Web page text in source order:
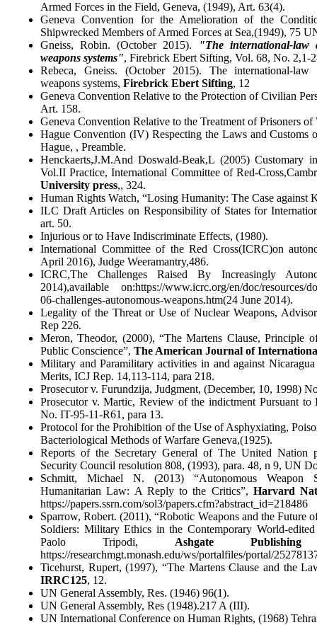
Armed Forces in the Field, Geneva, (1949), Art. 63(4).
Geneva Convention for the Amelioration of the
Shipwrecked Members of Armed Forces at Sea,(1949), 75
Gneiss, Robin. (October 2015).
"The international-law
weapons systems", Firebrick Ebert Sifting, Vol. 68, No. 2,1-
Rebeca, Gneiss. (October 2015). The international-law
weapons systems, Firebrick Ebert Sifting, 12
Geneva Convention Relative to the Protection of Civilian
Art. 158.
Geneva Convention Relative to the Treatment of Prisoners
Hague Convention (IV) Respecting the Laws and Customs
Hague, , Preamble.
Henckaerts,J.M.And Doswald-Beak,L (2005) Customary
Vol.II Practice, International Committee of Red-
University press,, 324.
Human Rights Watch, “Losing Humanity: The Case against
ILC Draft Articles on Responsibility of States for
art. 50.
Injurious or to Have Indiscriminate Effects, (1980).
International Committee of the Red Cross(ICRC)on
April 2016), Judge‌ Weeramantry,486.
ICRC,The Challenges Raised By Increasingly
2014),available on:https://www.icrc.org/en/doc/resources/
06-challenges-autonomous-weapons.htm(24 June 2014).
Legality of the Threat or Use of Nuclear Weapons,
Rep 226.
Meron, Theodor, (2000), “The Martens Clause, Principle
Public Conscience”, The American Journal of
Military and Paramilitary activities in and against
Merits, ICJ Rep. 14,113-114, para 218.
Prosecutor v. Furundzija, Judgment, (December, 10, 1998)
Prosecutor v. Martic, Review of the indictment Pursuant
No. IT-95-11-R61, para 13.
Protocol for the Prohibition of the Use of Asphyxiating,
Bacteriological Methods of Warfare Geneva,(1925).
Reports of the Secretary General of The United Nation
Security Council resolution 808, (1993), para. 48, n 9, UN
Schmitt, Michael N. (2013) “Autonomous Weapon
Humanitarian Law: A Reply to the Critics”, Harvard
https://papers.ssrn.com/sol3/papers.cfm?abstract_id=218486
Sparrow, Robert. (2011), “Robotic Weapons and the Future
Soldiers: Military Ethics in the Contemporary World-
Paolo Tripodi, Ashgate Publishing
https://researchmgt.monash.edu/ws/portalfiles/portal/
Ticehurst, Rupert, (1997), “The Martens Clause and the
IRRC125, 12.
UN General Assembly, Res. (1946) 96(1).
UN General Assembly, Res (1948).217 A (III).
UN International Conference on Human Rights, (1968)